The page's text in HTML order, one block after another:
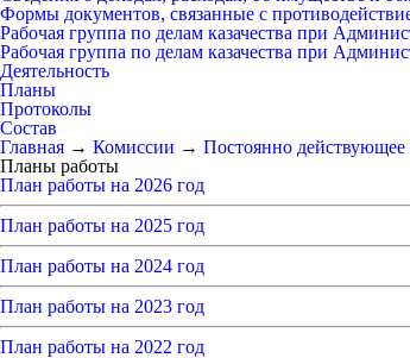
Формы документов, связанные с
Рабочая группа по делам казачества при
Рабочая группа по делам казачества при
Деятельность
Планы
Протоколы
Состав
Главная → Комиссии → Постоянно
Планы работы
План работы на 2026 год
План работы на 2025 год
План работы на 2024 год
План работы на 2023 год
План работы на 2022 год